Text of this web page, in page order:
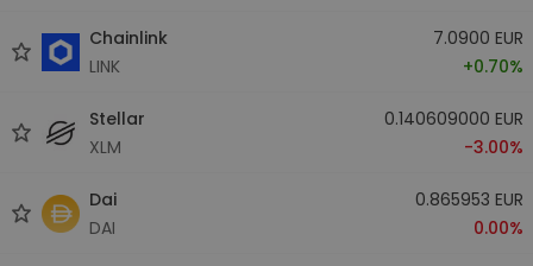
Chainlink
LINK
7.0900 EUR
+0.70%
Stellar
XLM
0.140609000 EUR
-3.00%
Dai
DAI
0.865953 EUR
0.00%